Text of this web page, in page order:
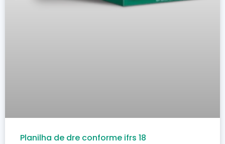
Planilha de dre conforme ifrs 18